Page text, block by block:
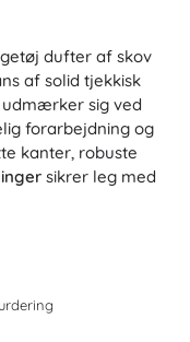
dufter af skov
af solid tjekkisk
sig ved
forarbejdning og
kanter, robuste
sikrer leg med
og byggesæt,
og didaktiske
koordination,